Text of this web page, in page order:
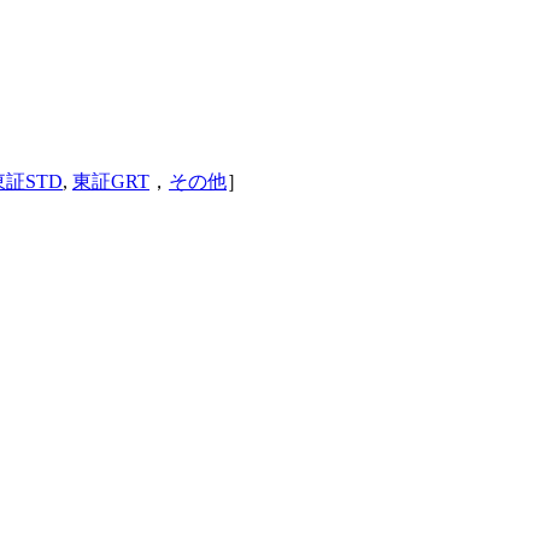
証STD, 東証GRT ， その他］